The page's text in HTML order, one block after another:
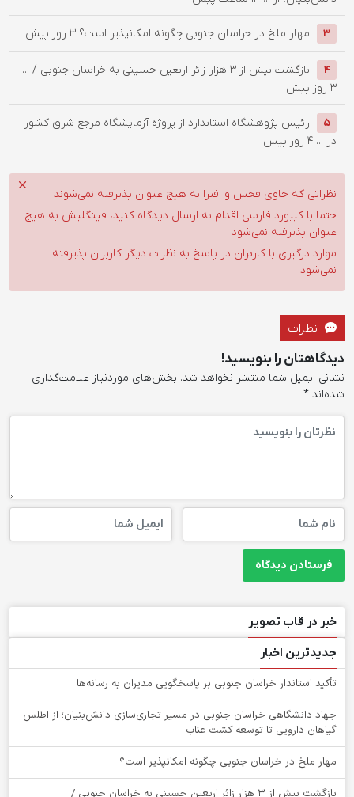
3 ‌مهار ملخ در خراسان جنوبی چگونه امکانپذیر است؟ 3 روز پیش
4
بازگشت بیش از ۳ هزار زائر اربعین حسینی به خراسان جنوبی / ...
3 روز پیش
5
رئیس پژوهشگاه استاندارد از پروژه آزمایشگاه مرجع شرق کشور
در ... 4 روز پیش
نظراتی که حاوی فحش و افترا به هیچ عنوان پذیرفته نمی‌شوند
حتما با کیبورد فارسی اقدام به ارسال دیدگاه کنید، فینگلیش به هیچ
عنوان پذیرفته نمی‌شود
موارد درگیری با کاربران در پاسخ به نظرات دیگر کاربران پذیرفته
نمی‌شود.
نظرات
دیدگاهتان را بنویسید!
نشانی ایمیل شما منتشر نخواهد شد. بخش‌های موردنیاز علامت‌گذاری
شده‌اند *
خبر در قاب تصویر
جدیدترین اخبار
تأکید استاندار خراسان جنوبی بر پاسخگویی مدیران به رسانه‌ها
جهاد دانشگاهی خراسان جنوبی در مسیر تجاری‌سازی دانش‌بنیان؛ از اطلس
گیاهان دارویی تا توسعه کشت عناب
‌مهار ملخ در خراسان جنوبی چگونه امکانپذیر است؟
بازگشت بیش از ۳ هزار زائر اربعین حسینی به خراسان جنوبی /